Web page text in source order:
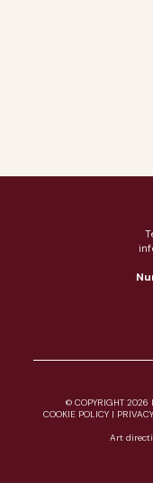
© COPYRIGHT 2026
COOKIE POLICY|
Art